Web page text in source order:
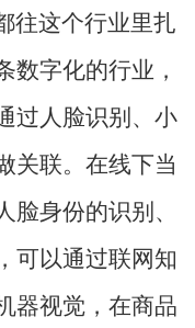
往这个行业里扎
数字化的行业，
过人脸识别、小
关联。在线下当
脸身份的识别、
可以通过联网知
器视觉，在商品